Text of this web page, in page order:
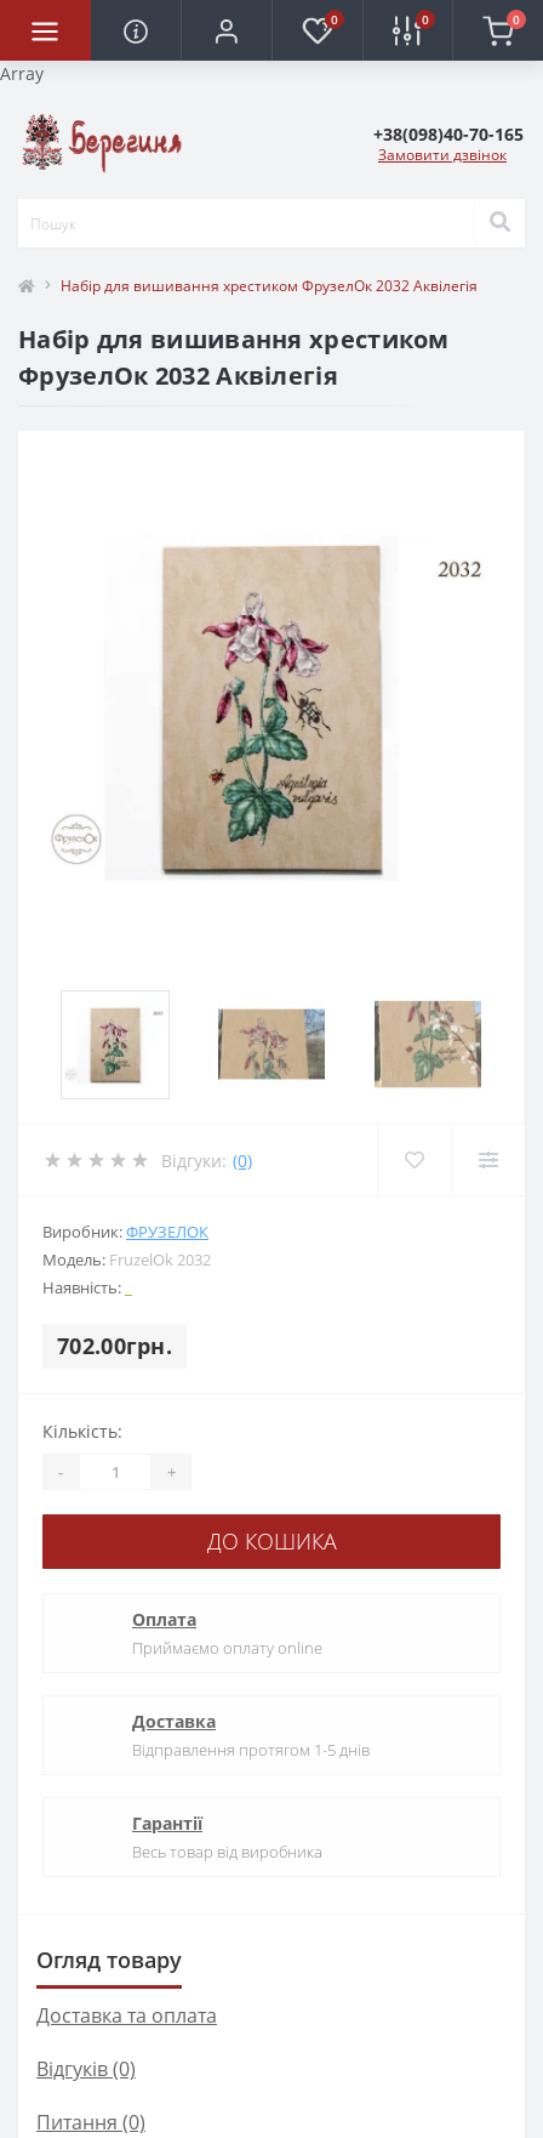
Array
0 0 0
+38(098)40-70-165
Замовити дзвінок
Набір для вишивання хрестиком ФрузелОк 2032 Аквілегія
Набір для вишивання хрестиком
ФрузелОк 2032 Аквілегія
Відгуки: (0)
Виробник:ФРУЗЕЛОК
Модель: FruzelOk 2032
Наявність:
702.00грн.
Кількість:
- +
ДО КОШИКА
Оплата
Приймаємо оплату online
Доставка
Відправлення протягом 1-5 днів
Гарантії
Весь товар від виробника
Огляд товару
Доставка та оплата
Відгуків (0)
Питання (0)